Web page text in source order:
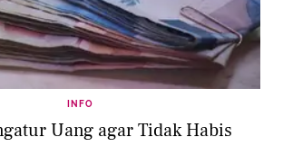
INFO
Uang agar Tidak Habis